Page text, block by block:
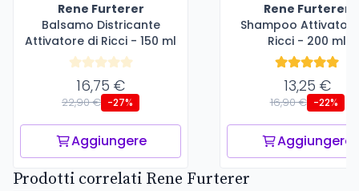
Rene Furterer
Balsamo Districante
Attivatore di Ricci - 150 ml
16,75 €
22,90 € -27%
Aggiungere
Rene Furterer
Shampoo
Ricci - 200 ml
13,25 €
16,90 € -22%
Aggiungere
Prodotti correlati Rene Furterer